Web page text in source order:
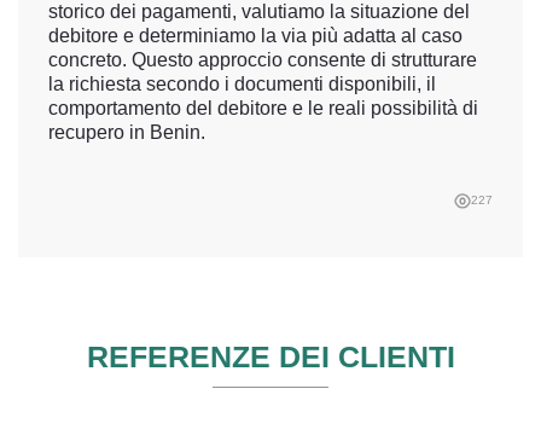
storico dei pagamenti, valutiamo la situazione del
debitore e determiniamo la via più adatta al caso
concreto. Questo approccio consente di strutturare
la richiesta secondo i documenti disponibili, il
comportamento del debitore e le reali possibilità di
recupero in Benin.
227
REFERENZE DEI CLIENTI